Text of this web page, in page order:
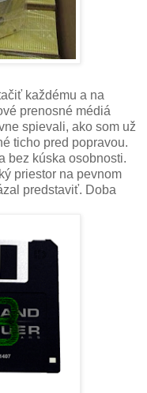
každému a na
prenosné médiá
spievali, ako som už
ticho pred popravou.
bez kúska osobnosti.
priestor na pevnom
predstaviť. Doba